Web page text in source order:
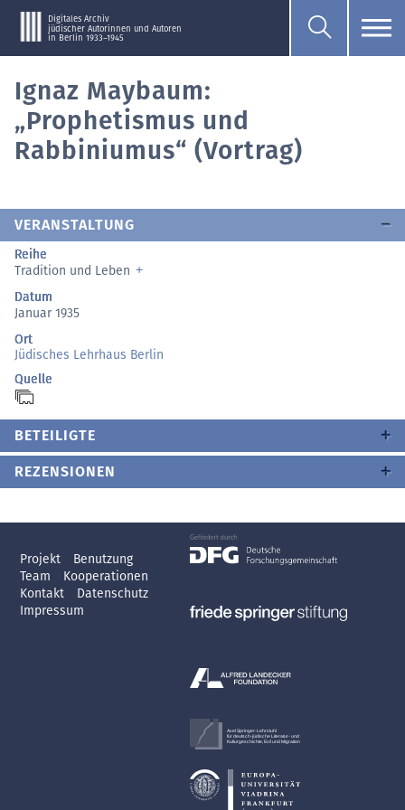
Digitales Archiv
jüdischer Autorinnen und Autoren
in Berlin 1933–1945
Ignaz Maybaum:
„Prophetismus und
Rabbiniumus“ (Vortrag)
VERANSTALTUNG
Reihe
Tradition und Leben
Datum
Januar 1935
Ort
Jüdisches Lehrhaus Berlin
Quelle
BETEILIGTE
REZENSIONEN
Projekt
Benutzung
Team
Kooperationen
Kontakt
Datenschutz
Impressum
Axel Springer-Lehrstuhl
für deutsch-jüdische Literatur- und
Kulturgeschichte, Exil und Migration